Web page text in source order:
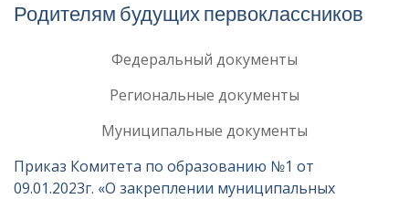
Родителям будущих первоклассников
Федеральный документы
Региональные документы
Муниципальные документы
Приказ Комитета по образованию №1 от
09.01.2023г. «О закреплении муниципальных